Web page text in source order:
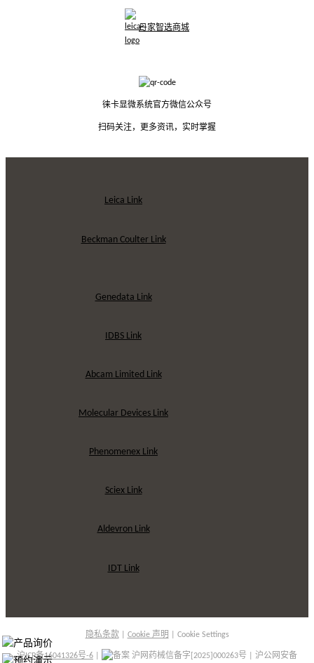
丹家智选商城
徕卡显微系统官方微信公众号
扫码关注，更多资讯，实时掌握
Leica Link
Beckman Coulter Link
Genedata Link
IDBS Link
Abcam Limited Link
Molecular Devices Link
Phenomenex Link
Sciex Link
Aldevron Link
IDT Link
隐私条款 Cookie 声明 Cookie Settings
沪ICP备16041326号-6 沪网药械信备字[2025]000263号 | 沪公网安备